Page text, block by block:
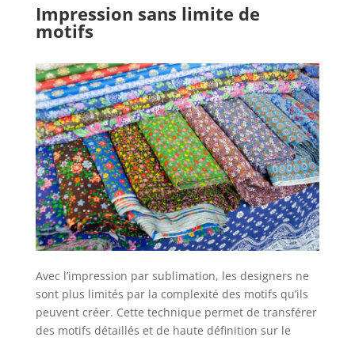
Impression sans limite de
motifs
Avec l’impression par sublimation, les designers ne
sont plus limités par la complexité des motifs qu’ils
peuvent créer. Cette technique permet de transférer
des motifs détaillés et de haute définition sur le